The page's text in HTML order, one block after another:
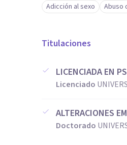
Adicción al sexo
Abuso
Titulaciones
LICENCIADA EN
Licenciado
ALTERACIONES
Doctorado